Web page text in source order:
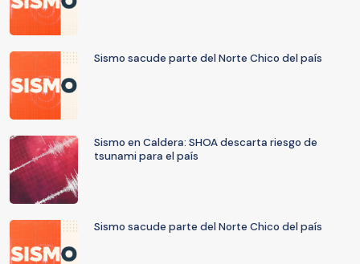
Sismo sacude parte del Norte Chico del país
Sismo en Caldera: SHOA descarta riesgo de
tsunami para el país
Sismo sacude parte del Norte Chico del país